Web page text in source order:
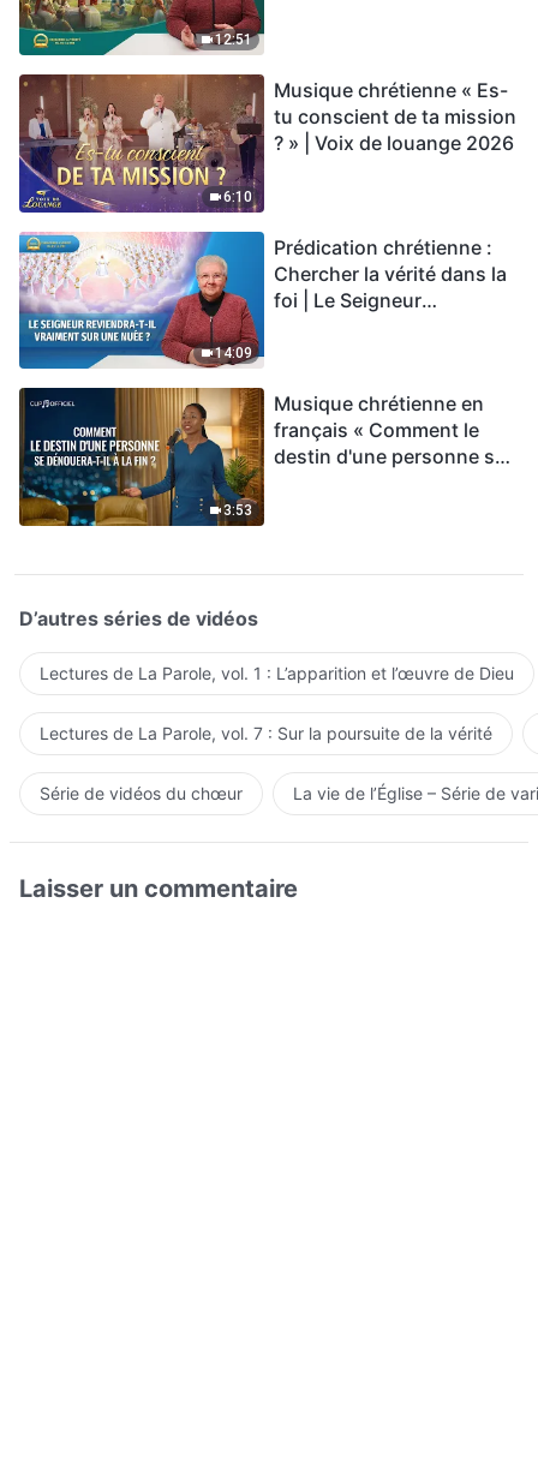
12:51
6:10
Musique chrétienne « Es-
tu conscient de ta mission
? » | Voix de louange 2026
14:09
Prédication chrétienne :
Chercher la vérité dans la
foi | Le Seigneur
3:53
Musique chrétienne en
français « Comment le
destin d'une personne se
D’autres séries de vidéos
Lectures de La Parole, vol. 1 : L’apparition et l’œuvre de Dieu
Lectures de La Parole, vol. 7 : Sur la poursuite de la vérité
Série de vidéos du chœur La vie de l’Église – Série de
Laisser un commentaire